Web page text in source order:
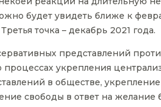
будет увидеть ближе к
точка – декабрь 2021 года.
представлений
укрепления
в обществе,
свободы в ответ на желание